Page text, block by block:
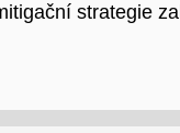
strategie